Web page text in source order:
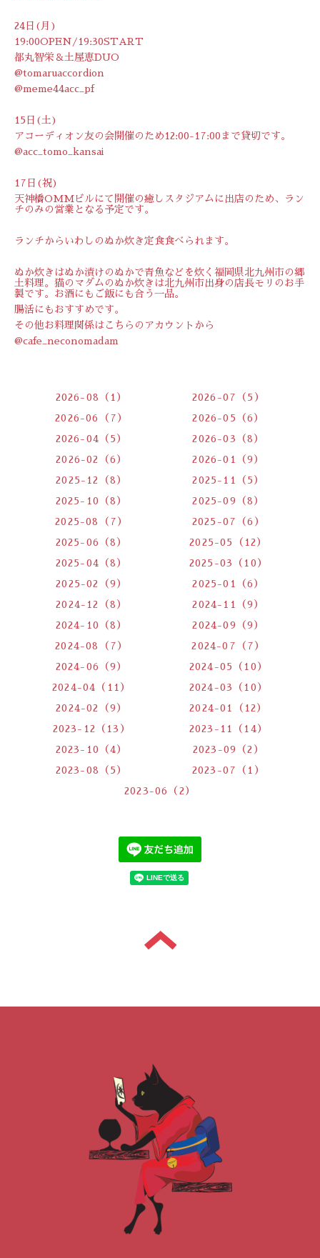
24日(月)
19:00OPEN/19:30START
都丸智栄＆土屋恵DUO
@tomaruaccordion
@meme44acc_pf
15日(土)
アコーディオン友の会開催のため12:00-17:00まで貸切です。
@acc_tomo_kansai
17日(祝)
天神橋OMMビルにて開催の癒しスタジアムに出店のため、ラン
チのみの営業となる予定です。
ランチからいわしのぬか炊き定食食べられます。
ぬか炊きはぬか漬けのぬかで青魚などを炊く福岡県北九州市の郷
土料理。猫のマダムのぬか炊きは北九州市出身の店長モリのお手
製です。お酒にもご飯にも合う一品。
腸活にもおすすめです。
その他お料理関係はこちらのアカウントから
@cafe_neconomadam
2026-08（1） 2026-07（5）
2026-06（7） 2026-05（6）
2026-04（5） 2026-03（8）
2026-02（6） 2026-01（9）
2025-12（8） 2025-11（5）
2025-10（8） 2025-09（8）
2025-08（7） 2025-07（6）
2025-06（8） 2025-05（12）
2025-04（8） 2025-03（10）
2025-02（9） 2025-01（6）
2024-12（8） 2024-11（9）
2024-10（8） 2024-09（9）
2024-08（7） 2024-07（7）
2024-06（9） 2024-05（10）
2024-04（11） 2024-03（10）
2024-02（9） 2024-01（12）
2023-12（13） 2023-11（14）
2023-10（4） 2023-09（2）
2023-08（5） 2023-07（1）
2023-06（2）